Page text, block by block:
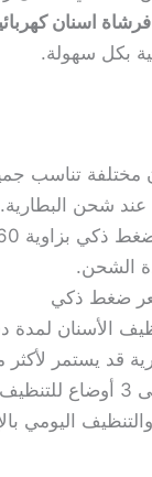
اسنان
بكل سهولة.
مختلفة تناسب
شحن البطارية.
بزاوية 360 درجة.
الشحن.
ضغط ذكي
الأسنان لمدة
قد يستمر
تشتمل على 3 أوضاع
اليومي